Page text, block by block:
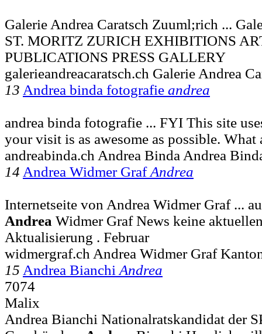
Galerie Andrea Caratsch Zuuml;rich ...
ST. MORITZ ZURICH EXHIBITIONS
PUBLICATIONS PRESS GALLERY
galerieandreacaratsch.ch Galerie Andrea
13 Andrea binda fotografie andrea
andrea binda fotografie ... FYI This site
your visit is as awesome as possible.
andreabinda.ch Andrea Binda Andrea
14 Andrea Widmer GrafAndrea
Internetseite von Andrea Widmer Graf ...
Andrea Widmer Graf News keine
Aktualisierung . Februar
widmergraf.ch Andrea Widmer Graf
15 Andrea Bianchi Andrea
7074
Malix
Andrea Bianchi Nationalratskandidat der